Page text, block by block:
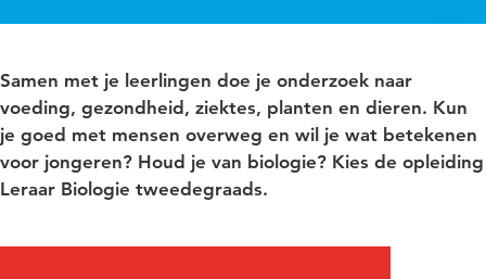
Samen met je leerlingen doe je onderzoek naar
voeding, gezondheid, ziektes, planten en dieren. Kun
je goed met mensen overweg en wil je wat betekenen
voor jongeren? Houd je van biologie? Kies de opleiding
Leraar Biologie tweedegraads.